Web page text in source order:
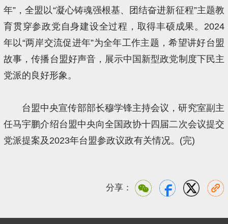
年”，全盟以“凝心铸魂强根基、团结奋进新征程”主题教
育贯穿参政党自身建设全过程，取得丰硕成果。2024
年以“两岸交流促进年”为全年工作主题，希望讲好台盟
故事，传播台盟好声音，展示中国新型政党制度下民主
党派的良好形象。
台盟中央宣传部部长穆学锋主持会议，研究室副主
任马宇鹏介绍台盟中央向全国政协十四届二次会议提交
党派提案及2023年台盟参政议政有关情况。(完)
分享：